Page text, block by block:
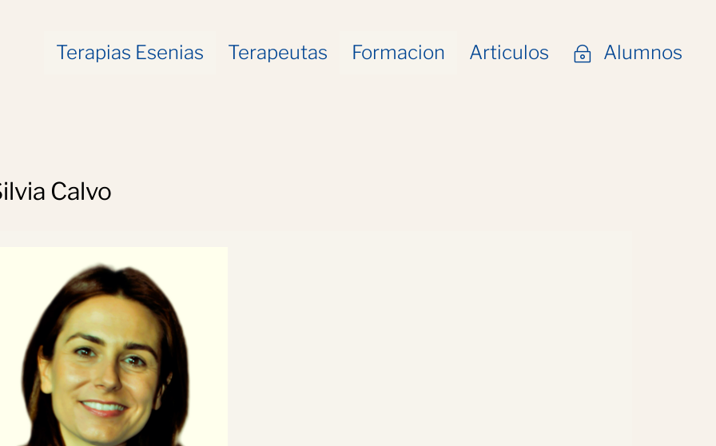
Terapias Esenias Terapeutas Formacion Articulos ~ Alumnos
Calvo